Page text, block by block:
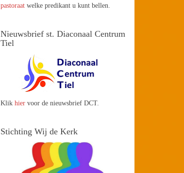
pastoraat welke predikant u kunt bellen.
Nieuwsbrief st. Diaconaal Centrum
Tiel
Klikhier voor de nieuwsbrief DCT.
Stichting Wij de Kerk